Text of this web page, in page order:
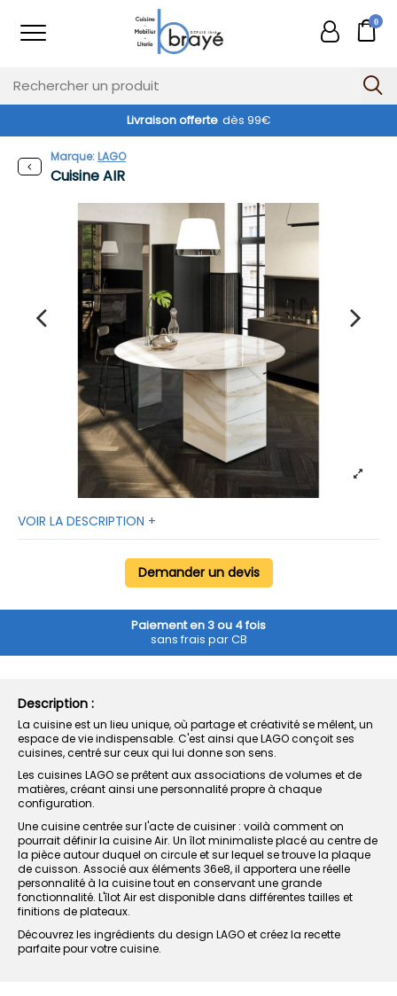
0
Livraison offerte dès 99€
Cuisine AIR
Marque:LAGO
VOIR LA DESCRIPTION +
Demander un devis
Paiement en 3 ou 4 fois
sans frais par CB
Description :
La cuisine est un lieu unique, où partage et créativité se mêlent, un
espace de vie indispensable. C'est ainsi que LAGO conçoit ses
cuisines, centré sur ceux qui lui donne son sens.
Les cuisines LAGO se prêtent aux associations de volumes et de
matières, créant ainsi une personnalité propre à chaque
configuration.
Une cuisine centrée sur l'acte de cuisiner : voilà comment on
pourrait définir la cuisine Air. Un îlot minimaliste placé au centre de
la pièce autour duquel on circule et sur lequel se trouve la plaque
de cuisson. Associé aux éléments 36e8, il apportera une réelle
personnalité à la cuisine tout en conservant une grande
fonctionnalité. L'îlot Air est disponible dans différentes tailles et
finitions de plateaux.
Découvrez les ingrédients du design LAGO et créez la recette
parfaite pour votre cuisine.